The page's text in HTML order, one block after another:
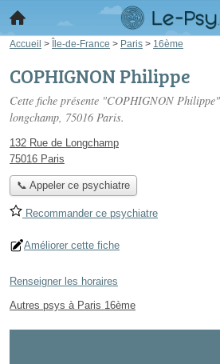
Accueil > Île-de-France > Paris > 16ème
COPHIGNON Philippe
Cette fiche présente "COPHIGNON
longchamp, 75016 Paris.
132 Rue de Longchamp
75016 Paris
📞 Appeler ce psychiatre
Recommander ce psychiatre
Améliorer cette fiche
Renseigner les horaires
Autres psys à Paris 16ème